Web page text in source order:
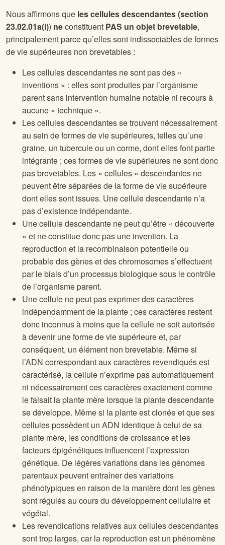
Nous affirmons que les cellules descendantes (section
23.02.01a(i)) neconstituent PAS un objet brevetable,
principalement parce qu’elles sont indissociables de formes
de vie supérieures non brevetables :
Les cellules descendantes ne sont pas des «
inventions » : elles sont produites par l’organisme
parent sans intervention humaine notable ni recours à
aucune « technique ».
Les cellules descendantes se trouvent nécessairement
au sein de formes de vie supérieures, telles qu’une
graine, un tubercule ou un corme, dont elles font partie
intégrante ; ces formes de vie supérieures ne sont donc
pas brevetables. Les « cellules » descendantes ne
peuvent être séparées de la forme de vie supérieure
dont elles sont issues. Une cellule descendante n’a
pas d’existence indépendante.
Une cellule descendante ne peut qu’être « découverte
» et ne constitue donc pas une invention. La
reproduction et la recombinaison potentielle ou
probable des gènes et des chromosomes s’effectuent
par le biais d’un processus biologique sous le contrôle
de l’organisme parent.
Une cellule ne peut pas exprimer des caractères
indépendamment de la plante ; ces caractères restent
donc inconnus à moins que la cellule ne soit autorisée
à devenir une forme de vie supérieure et, par
conséquent, un élément non brevetable. Même si
l’ADN correspondant aux caractères revendiqués est
caractérisé, la cellule n’exprime pas automatiquement
ni nécessairement ces caractères exactement comme
le faisait la plante mère lorsque la plante descendante
se développe. Même si la plante est clonée et que ses
cellules possèdent un ADN identique à celui de sa
plante mère, les conditions de croissance et les
facteurs épigénétiques influencent l’expression
génétique. De légères variations dans les génomes
parentaux peuvent entraîner des variations
phénotypiques en raison de la manière dont les gènes
sont régulés au cours du développement cellulaire et
végétal.
Les revendications relatives aux cellules descendantes
sont trop larges, car la reproduction est un phénomène